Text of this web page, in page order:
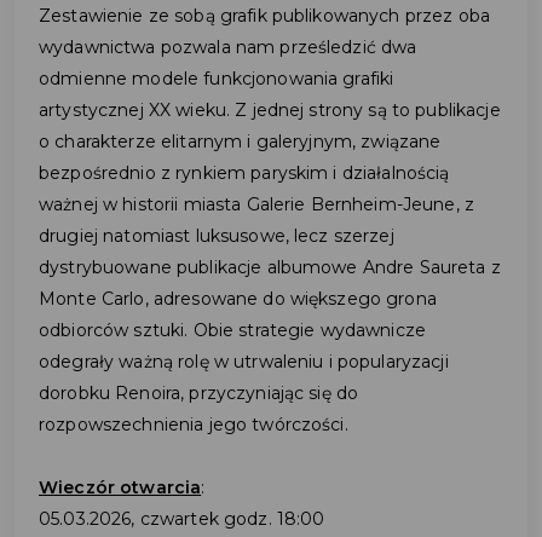
Zestawienie ze sobą grafik publikowanych przez oba
wydawnictwa pozwala nam prześledzić dwa
odmienne modele funkcjonowania grafiki
artystycznej XX wieku. Z jednej strony są to publikacje
o charakterze elitarnym i galeryjnym, związane
bezpośrednio z rynkiem paryskim i działalnością
ważnej w historii miasta Galerie Bernheim-Jeune, z
drugiej natomiast luksusowe, lecz szerzej
dystrybuowane publikacje albumowe Andre Saureta z
Monte Carlo, adresowane do większego grona
odbiorców sztuki. Obie strategie wydawnicze
odegrały ważną rolę w utrwaleniu i popularyzacji
dorobku Renoira, przyczyniając się do
rozpowszechnienia jego twórczości.
Wieczór otwarcia:
05.03.2026, czwartek godz. 18:00